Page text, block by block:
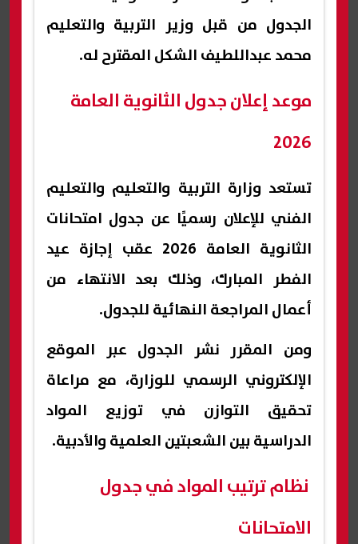
الجدول من قبل وزير التربية والتعليم
محمد عبداللطيف الشكل المقترح له.
موعد إعلان جدول الثانوية العامة
2026
تستعد وزارة التربية والتعليم والتعليم
الفني للإعلان رسميًا عن جدول امتحانات
الثانوية العامة 2026 عقب إجازة عيد
الفطر المبارك، وذلك بعد الانتهاء من
أعمال المراجعة النهائية للجدول.
ومن المقرر نشر الجدول عبر الموقع
الإلكتروني الرسمي للوزارة، مع مراعاة
تحقيق التوازن في توزيع المواد
الدراسية بين الشعبتين العلمية والأدبية.
نظام ترتيب المواد في جدول
الامتحانات